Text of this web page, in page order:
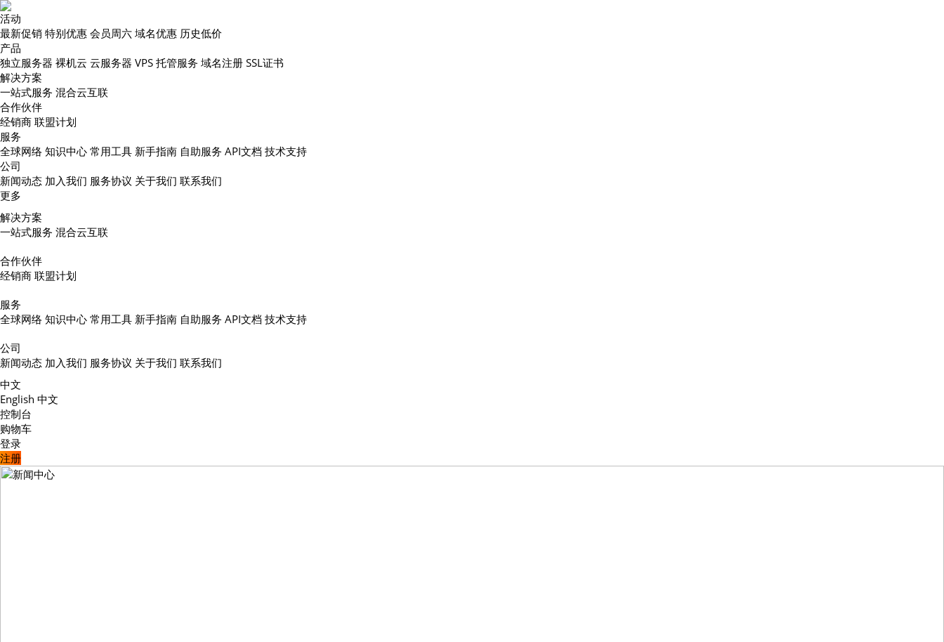
活动
最新促销 特别优惠 会员周六 域名优惠 历史低价
产品
独立服务器 裸机云 云服务器 VPS 托管服务 域名注册 SSL证书
解决方案
一站式服务 混合云互联
合作伙伴
经销商 联盟计划
服务
全球网络 知识中心 常用工具 新手指南 自助服务 API文档 技术支持
公司
新闻动态 加入我们 服务协议 关于我们 联系我们
更多
解决方案
一站式服务 混合云互联
合作伙伴
经销商 联盟计划
服务
全球网络 知识中心 常用工具 新手指南 自助服务 API文档 技术支持
公司
新闻动态 加入我们 服务协议 关于我们 联系我们
中文
English 中文
控制台
购物车
登录
注册